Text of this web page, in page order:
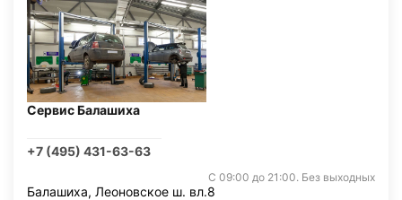
Сервис Балашиха
+7 (495) 431-63-63
С 09:00 до 21:00. Без выходных
Балашиха, Леоновское ш. вл.8